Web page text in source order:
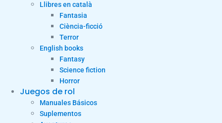
Llibres en català
Fantasia
Ciència-ficció
Terror
English books
Fantasy
Science fiction
Horror
Juegos de rol
Manuales Básicos
Suplementos